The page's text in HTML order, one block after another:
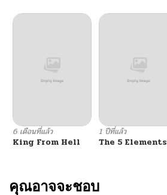
ตอนที่ 134
ตอนที่ 132
ตอนที่ 131
ตอนที่ 130
ตอนที่ 129
6 เดือนที่แล้ว
King From Hell
1 ปีที่แล้ว
The 5 Elements
คุณอาจจะชอบ